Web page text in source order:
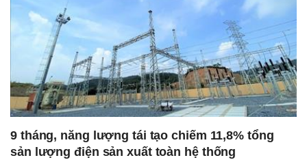
9 tháng, năng lượng tái tạo chiếm 11,8% tổng
sản lượng điện sản xuất toàn hệ thống